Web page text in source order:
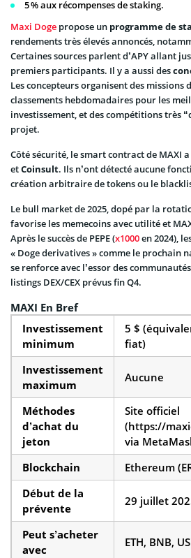
5 % aux récompenses de staking.
Maxi Doge propose un programme de
rendements très élevés annoncés,
Certaines sources parlent d’APY allant
premiers participants. Il y a aussi des
Les concepteurs organisent des missions
classements hebdomadaires pour les
investissement, et des compétitions très
projet.
Côté sécurité, le smart contract de MAXI
etCoinsult. Ils n’ont détecté aucune
création arbitraire de tokens ou le
Le bull market de 2025, dopé par la
favorise les memecoins avec utilité et
Après le succès de PEPE (x1000en 2024),
« Doge derivatives » comme le prochain
se renforce avec l’essor des
listings DEX/CEX prévus fin Q4.
MAXI En Bref
Investissement
minimum
5 $
fiat)
Investissement
maximum
Aucune
Méthodes
d’achat du
jeton
Site officiel
(https://
via
Blockchain
Ethereum
Début de la
prévente
29 juillet
Peut s’acheter
avec
ETH, BNB,